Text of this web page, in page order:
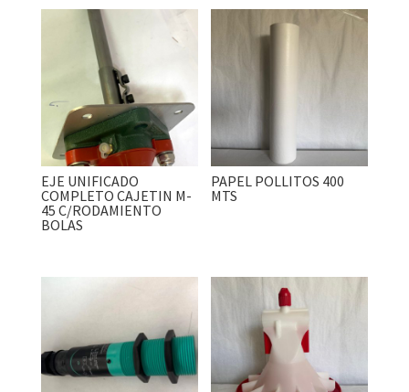
EJE UNIFICADO
COMPLETO CAJETIN M-
45 C/RODAMIENTO
BOLAS
PAPEL POLLITOS 400
MTS